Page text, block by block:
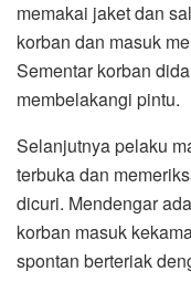
memakai jaket dan
korban dan masuk
Sementar korban
membelakangi pintu.
Selanjutnya pelaku
terbuka dan
dicuri. Mendengar
korban masuk
spontan berteriak